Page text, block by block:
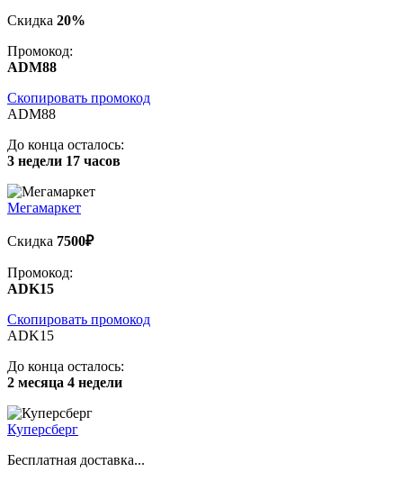
Скидка 20%
Промокод:
ADM88
Скопировать промокод
ADM88
До конца осталось:
3 недели 17 часов
Мегамаркет
Скидка 7500₽
Промокод:
ADK15
Скопировать промокод
ADK15
До конца осталось:
2 месяца 4 недели
Куперсберг
Бесплатная доставка...